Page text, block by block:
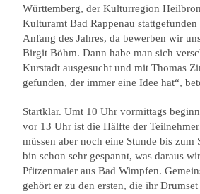
Württemberg, der Kulturregion
Kulturamt Bad Rappenau
Anfang des Jahres, da bewerben wir
Birgit Böhm. Dann habe man sich
Kurstadt ausgesucht und mit Thomas
gefunden, der immer eine Idee hat“,
Startklar. Umt 10 Uhr vormittags
vor 13 Uhr ist die Hälfte der
müssen aber noch eine Stunde bis zum
bin schon sehr gespannt, was daraus
Pfitzenmaier aus Bad Wimpfen.
gehört er zu den ersten, die ihr